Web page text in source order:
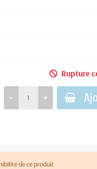
Rupture
de ce produit